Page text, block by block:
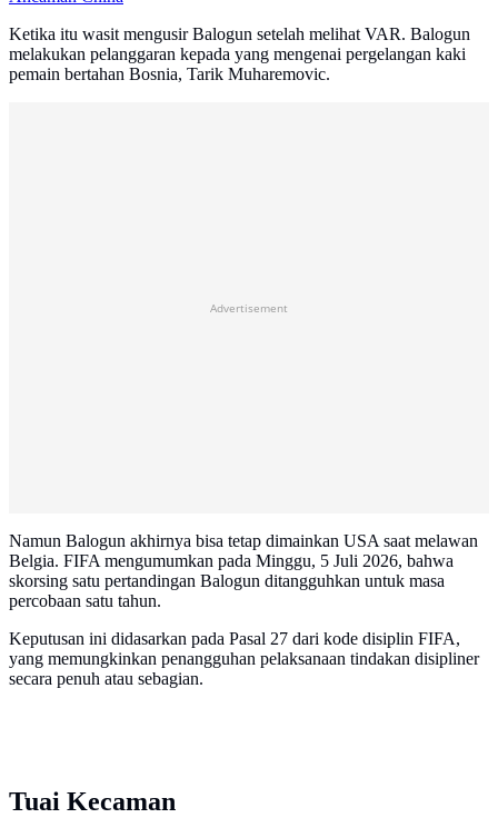
Ketika itu wasit mengusir Balogun setelah melihat VAR. Balogun
melakukan pelanggaran kepada yang mengenai pergelangan kaki
pemain bertahan Bosnia, Tarik Muharemovic.
Advertisement
Namun Balogun akhirnya bisa tetap dimainkan USA saat melawan
Belgia. FIFA mengumumkan pada Minggu, 5 Juli 2026, bahwa
skorsing satu pertandingan Balogun ditangguhkan untuk masa
percobaan satu tahun.
Keputusan ini didasarkan pada Pasal 27 dari kode disiplin FIFA,
yang memungkinkan penangguhan pelaksanaan tindakan disipliner
secara penuh atau sebagian.
Tuai Kecaman